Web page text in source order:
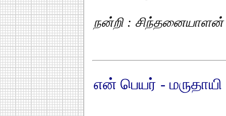
நன்றி : சிந்தனையாளன் -
என் பெயர் - மருதாயி